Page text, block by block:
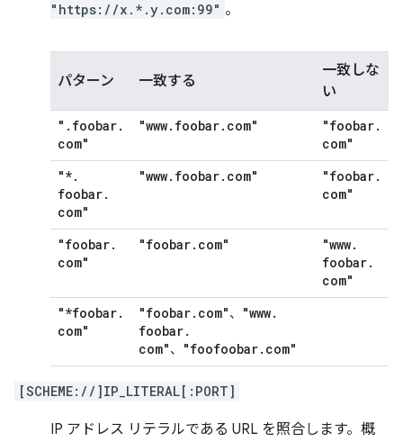
"https://x.*.y.com:99" 。
パターン 一致する
一致しな
い
" . foobar.
com"
"www. foobar. com" "foobar.
com"
"*.
foobar.
com"
"www. foobar. com" "foobar.
com"
"foobar.
com"
"foobar. com" "www.
foobar.
com"
"*foobar.
com"
"foobar. com"、 "www.
foobar.
com"、 "foofoobar. com"
[SCHEME://]IP_LITERAL[:PORT]
IP アドレス リテラルである URL を照合します。概